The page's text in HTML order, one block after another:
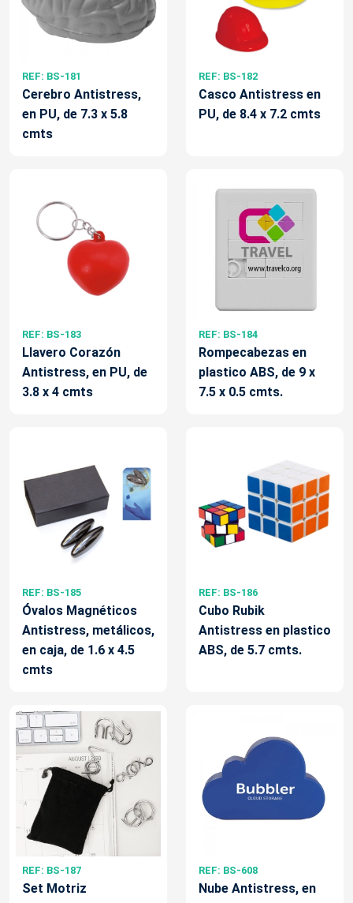
REF: BS-181
Cerebro Antistress,
en PU, de 7.3 x 5.8
cmts
REF: BS-182
Casco Antistress en
PU, de 8.4 x 7.2 cmts
REF: BS-183
Llavero Corazón
Antistress, en PU, de
3.8 x 4 cmts
REF: BS-184
Rompecabezas en
plastico ABS, de 9 x
7.5 x 0.5 cmts.
REF: BS-185
Óvalos Magnéticos
Antistress, metálicos,
en caja, de 1.6 x 4.5
cmts
REF: BS-186
Cubo Rubik
Antistress en plastico
ABS, de 5.7 cmts.
REF: BS-187
Set Motriz
REF: BS-608
Nube Antistress, en